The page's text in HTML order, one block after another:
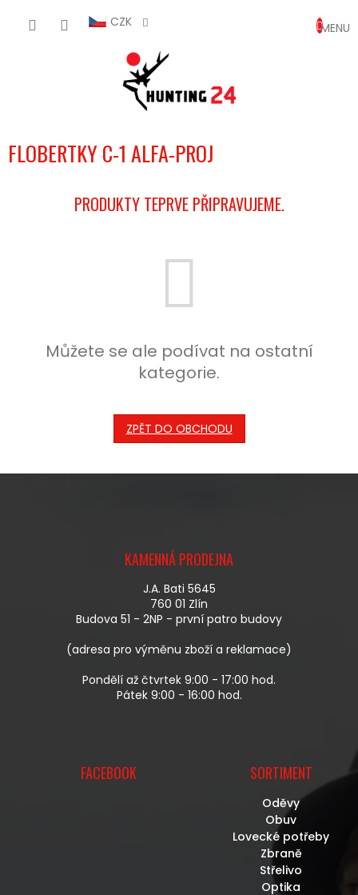
CZK
KOŠÍK
FLOBERTKY C-1 ALFA-PROJ
PRODUKTY TEPRVE PŘIPRAVUJEME.
Můžete se ale podívat na ostatní
kategorie.
ZPĚT DO OBCHODU
KAMENNÁ PRODEJNA
J.A. Bati 5645
760 01 Zlín
Budova 51 - 2NP - první patro budovy
(adresa pro výměnu zboží a reklamace)
Pondělí až čtvrtek 9:00 - 17:00 hod.
Pátek 9:00 - 16:00 hod.
FACEBOOK SORTIMENT
Oděvy
Obuv
Lovecké potřeby
Zbraně
Střelivo
Optika